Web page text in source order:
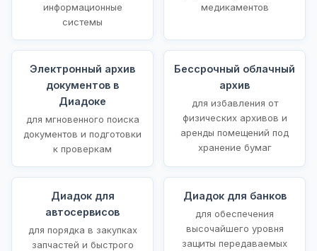
информационные
системы
медикаментов
Электронный архив
документов в
Диадоке
для мгновенного поиска
документов и подготовки
к проверкам
Бессрочный облачный
архив
для избавления от
физических архивов и
аренды помещений под
хранение бумаг
Диадок для
автосервисов
для порядка в закупках
запчастей и быстрого
Диадок для банков
для обеспечения
высочайшего уровня
защиты передаваемых